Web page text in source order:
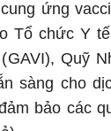
ứng
Tổ chức Y
Quỹ
sàng cho
bảo các